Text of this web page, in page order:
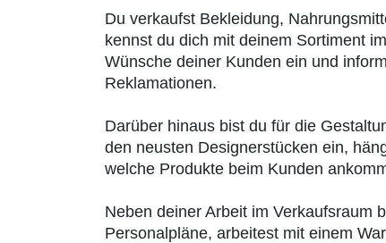
Du verkaufst Bekleidung,
kennst du dich mit deinem Sortiment
Wünsche deiner Kunden ein und
Reklamationen.
Darüber hinaus bist du für die
den neusten Designerstücken ein,
welche Produkte beim Kunden
Neben deiner Arbeit im Verkaufsraum
Personalpläne, arbeitest mit einem